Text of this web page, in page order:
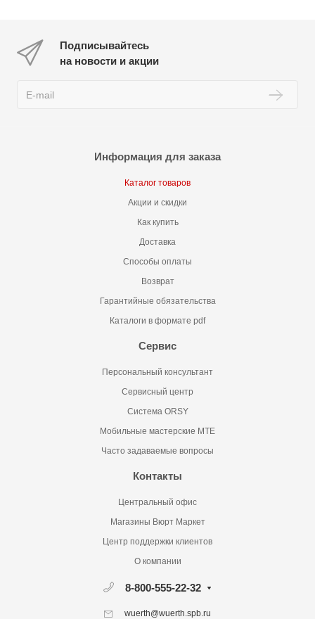
Подписывайтесь
на новости и акции
Информация для заказа
Каталог товаров
Акции и скидки
Как купить
Доставка
Способы оплаты
Возврат
Гарантийные обязательства
Каталоги в формате pdf
Сервис
Персональный консультант
Сервисный центр
Система ORSY
Мобильные мастерские MTE
Часто задаваемые вопросы
Контакты
Центральный офис
Магазины Вюрт Маркет
Центр поддержки клиентов
О компании
8-800-555-22-32
wuerth@wuerth.spb.ru